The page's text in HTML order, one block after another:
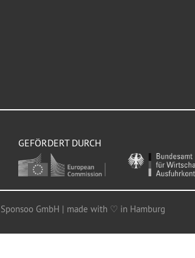
GEFÖRDERT DURCH
GmbH | made with ♡ in Hamburg